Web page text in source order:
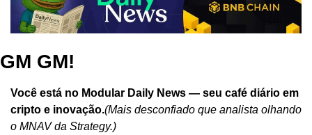
GM GM!
Você está no Modular Daily News — seu café diário em
cripto e inovação.(Mais desconfiado que analista olhando
o MNAV da Strategy.)